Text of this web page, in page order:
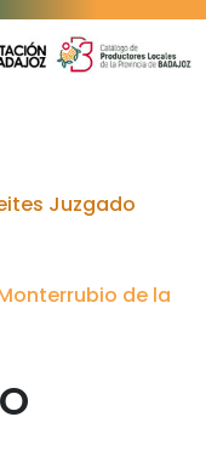
Juzgado
de la